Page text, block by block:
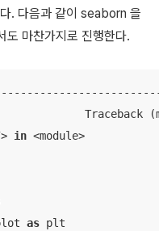
. 다음과 같이 seaborn 을
도 마찬가지로 진행한다.
Traceback
in <module>
as plt